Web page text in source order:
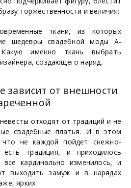
торжественности и величия;
ткани, из которых
шедевры свадебной моды А-
Какую именно ткань выбрать
создающего наряд.
зависит от внешности
отходят от традиций и не
свадебные платья. И в этом
не каждой пойдет снежно-
традиция, и приходилось
все кардинально изменилось, и
выходить замуж и в нарядах
ярких.